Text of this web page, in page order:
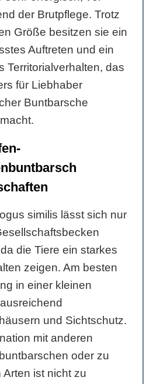
der Brutpflege. Trotz
Größe besitzen sie ein
Auftreten und ein
Territorialverhalten, das
für Liebhaber
Buntbarsche
similis lässt sich nur
die Tiere ein starkes
zeigen. Am besten
in einer kleinen
und Sichtschutz.
mit anderen
oder zu
Arten ist nicht zu